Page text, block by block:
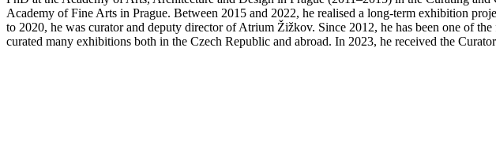
Academy of Fine Arts in Prague. Between 2015 and 2022, he realised a long-term exhibition
to 2020, he was curator and deputy director of Atrium Žižkov. Since 2012, he has been one of
curated many exhibitions both in the Czech Republic and abroad. In 2023, he received the